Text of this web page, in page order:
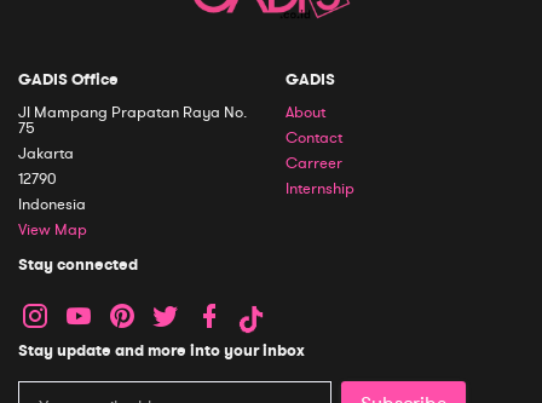
GADIS Office
Jl Mampang Prapatan Raya No.
75
Jakarta
12790
Indonesia
View Map
GADIS
About
Contact
Carreer
Internship
Stay connected
Stay update and more into your inbox